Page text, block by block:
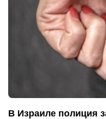
В Израиле полиция